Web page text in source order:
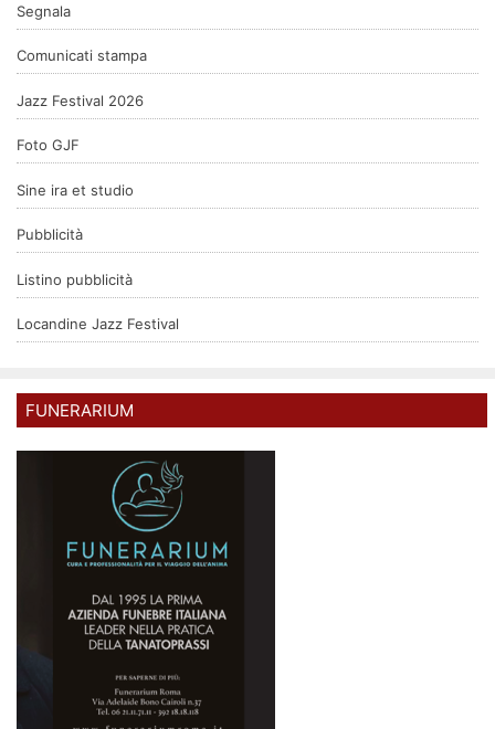
Segnala
Comunicati stampa
Jazz Festival 2026
Foto GJF
Sine ira et studio
Pubblicità
Listino pubblicità
Locandine Jazz Festival
FUNERARIUM